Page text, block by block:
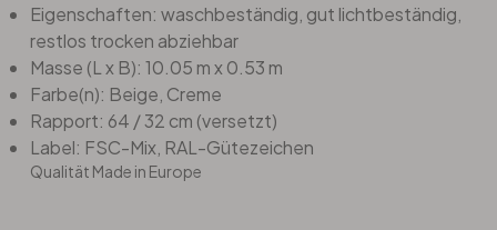
Eigenschaften: waschbeständig, gut lichtbeständig,
restlos trocken abziehbar
Masse (L x B): 10.05 m x 0.53 m
Farbe(n): Beige, Creme
Rapport: 64 / 32 cm (versetzt)
Label: FSC-Mix, RAL-Gütezeichen
Qualität Made in Europe